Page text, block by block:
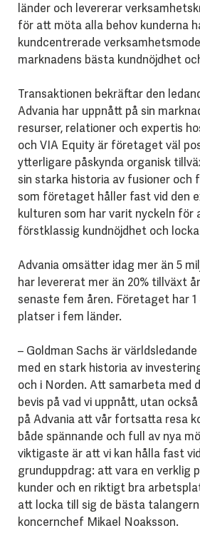
länder och levererar
för att möta alla behov kunderna
kundcentrerade
marknadens bästa kundnöjdhet
Transaktionen bekräftar den
Advania har uppnått på sin
resurser, relationer och expertis
och VIA Equity är företaget väl
ytterligare påskynda organisk
sin starka historia av fusioner och
som företaget håller fast vid den
kulturen som har varit nyckeln för
förstklassig kundnöjdhet och
Advania omsätter idag mer än 5
har levererat mer än 20% tillväxt
senaste fem åren. Företaget har 1
platser i fem länder.
– Goldman Sachs är
med en stark historia av
och i Norden. Att samarbeta med
bevis på vad vi uppnått, utan
på Advania att vår fortsatta resa
både spännande och full av nya
viktigaste är att vi kan hålla fast
grunduppdrag: att vara en verklig
kunder och en riktigt bra
att locka till sig de bästa
koncernchef Mikael Noaksson.